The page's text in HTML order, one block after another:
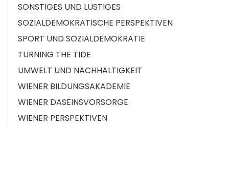
SONSTIGES UND LUSTIGES
SOZIALDEMOKRATISCHE PERSPEKTIVEN
SPORT UND SOZIALDEMOKRATIE
TURNING THE TIDE
UMWELT UND NACHHALTIGKEIT
WIENER BILDUNGSAKADEMIE
WIENER DASEINSVORSORGE
WIENER PERSPEKTIVEN